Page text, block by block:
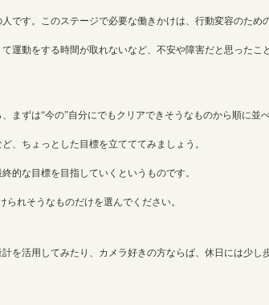
す。このステージで必要な働きかけは、行動変容のため
動をする時間が取れないなど、不安や障害だと思ったこ
ずは“今の”自分にでもクリアできそうなものから順に並
、ちょっとした目標を立てててみましょう。
的な目標を目指していくというものです。
れそうなものだけを選んでください。
を活用してみたり、カメラ好きの方ならば、休日には少し